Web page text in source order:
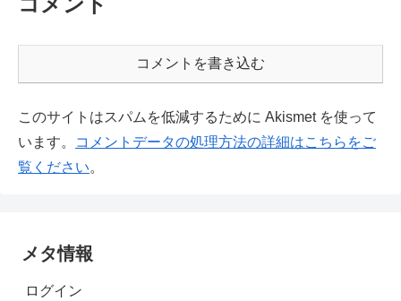
コメントを書き込む
このサイトはスパムを低減するために Akismet を使って
います。
コメントデータの処理方法の詳細はこちらをご
覧ください。
メタ情報
ログイン